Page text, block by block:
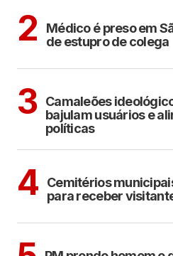
2
Médico é preso em
de estupro de colega
3 Camaleões
bajulam usuários e
políticas
4
Cemitérios
para receber